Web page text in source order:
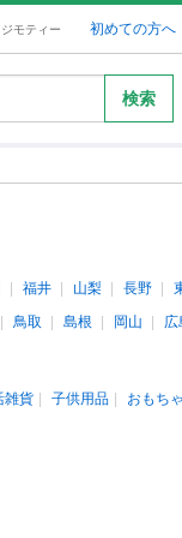
モティー 初めての方へ
検索
福井 山梨 長野
鳥取 島根 岡山 広
雑貨 子供用品 おもちゃ